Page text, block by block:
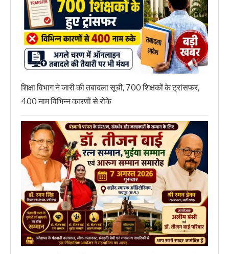
शिक्षा विभाग ने जारी की तबादला सूची, 700 शिक्षकों के ट्रांसफर,
400 नाम विभिन्न कारणों से रोके